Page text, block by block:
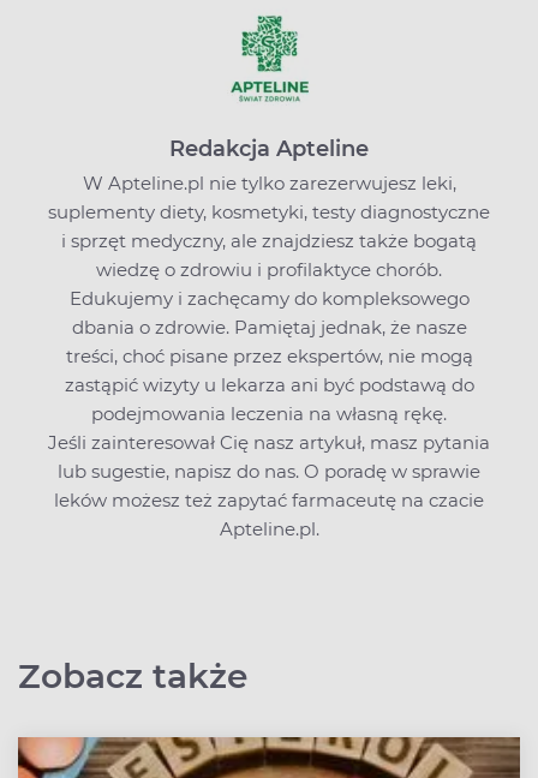
Redakcja Apteline
W Apteline.pl nie tylko zarezerwujesz leki,
suplementy diety, kosmetyki, testy diagnostyczne
i sprzęt medyczny, ale znajdziesz także bogatą
wiedzę o zdrowiu i profilaktyce chorób.
Edukujemy i zachęcamy do kompleksowego
dbania o zdrowie. Pamiętaj jednak, że nasze
treści, choć pisane przez ekspertów, nie mogą
zastąpić wizyty u lekarza ani być podstawą do
podejmowania leczenia na własną rękę.
Jeśli zainteresował Cię nasz artykuł, masz pytania
lub sugestie, napisz do nas. O poradę w sprawie
leków możesz też zapytać farmaceutę na czacie
Apteline.pl.
Zobacz także